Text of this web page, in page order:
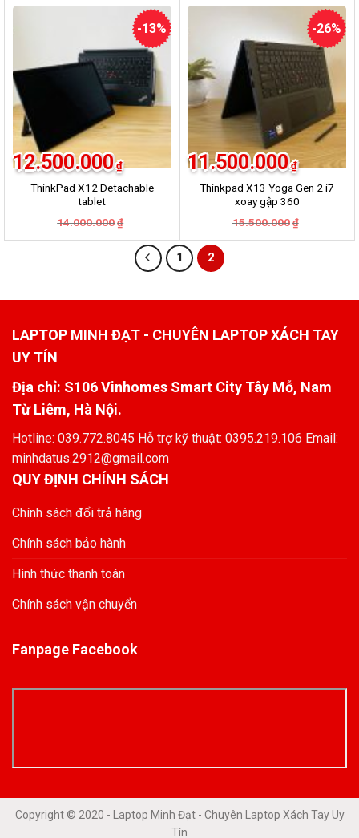
-13%
ThinkPad X12 Detachable
tablet
14.000.000 ₫
12.500.000 ₫
-26%
Thinkpad X13 Yoga Gen 2 i7
xoay gập 360
15.500.000 ₫
11.500.000 ₫
1 2
LAPTOP MINH ĐẠT - CHUYÊN LAPTOP XÁCH TAY
UY TÍN
Địa chỉ: S106 Vinhomes Smart City Tây Mỗ, Nam
Từ Liêm, Hà Nội.
Hotline: 039.772.8045 Hỗ trợ kỹ thuật: 0395.219.106 Email:
minhdatus.2912@gmail.com
QUY ĐỊNH CHÍNH SÁCH
Chính sách đổi trả hàng
Chính sách bảo hành
Hình thức thanh toán
Chính sách vận chuyển
Fanpage Facebook
Copyright © 2020 - Laptop Minh Đạt - Chuyên Laptop Xách Tay Uy
Tín